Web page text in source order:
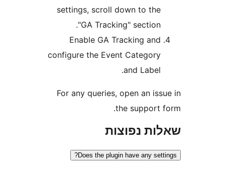
settings, scroll down to
"GA Tracking"
Enable GA Tracking
configure the Event
For any queries, open an
נפוצות
Does the plugin have any